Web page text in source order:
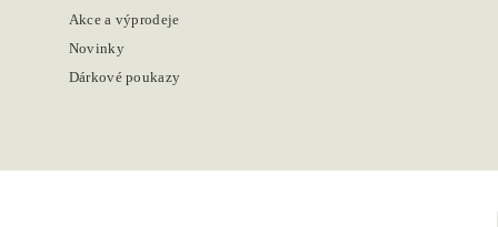
Akce a výprodeje
Novinky
Dárkové poukazy